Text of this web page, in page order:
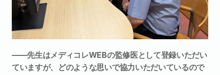
――先生はメディコレWEBの監修医として登録いただい
ていますが、どのような思いで協力いただいているので